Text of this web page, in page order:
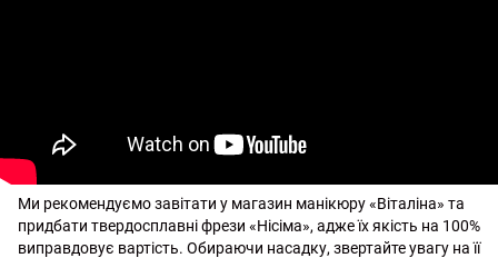
Ми рекомендуємо завітати у магазин манікюру «Віталіна» та
придбати твердосплавні фрези «Нісіма», адже їх якість на 100%
виправдовує вартість. Обираючи насадку, звертайте увагу на її